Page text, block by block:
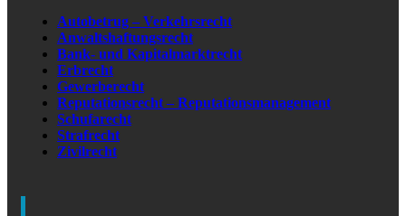
Autobetrug – Verkehrsrecht
Anwaltshaftungsrecht
Bank- und Kapitalmarktrecht
Erbrecht
Gewerberecht
Reputationsrecht – Reputationsmanagement
Schufarecht
Strafrecht
Zivilrecht